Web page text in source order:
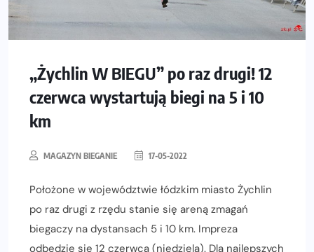
„Żychlin W BIEGU” po raz drugi! 12
czerwca wystartują biegi na 5 i 10
km
MAGAZYN BIEGANIE 17-05-2022
Położone w województwie łódzkim miasto Żychlin
po raz drugi z rzędu stanie się areną zmagań
biegaczy na dystansach 5 i 10 km. Impreza
odbędzie się 12 czerwca (niedziela). Dla najlepszych